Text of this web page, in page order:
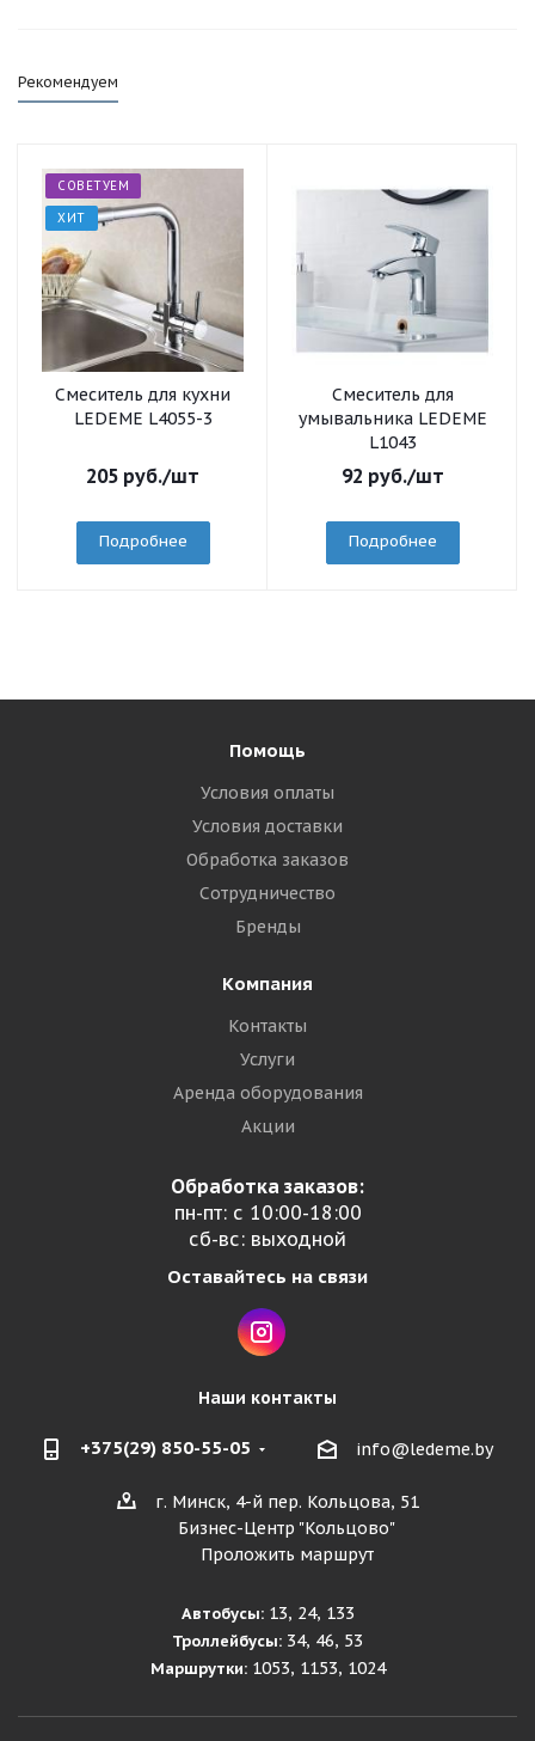
Рекомендуем
СОВЕТУЕМ
ХИТ
Смеситель для кухни
LEDEME L4055-3
205 руб./шт
Подробнее
Смеситель для
умывальника LEDEME
L1043
92 руб./шт
Подробнее
Помощь
Условия оплаты
Условия доставки
Обработка заказов
Сотрудничество
Бренды
Компания
Контакты
Услуги
Аренда оборудования
Акции
Обработка заказов:
пн-пт: с 10:00-18:00
сб-вс: выходной
Оставайтесь на связи
Наши контакты
+375(29) 850-55-05 info@ledeme.by
г. Минск, 4-й пер. Кольцова, 51
Бизнес-Центр "Кольцово"
Проложить маршрут
Автобусы:13, 24, 133
Троллейбусы: 34, 46, 53
Маршрутки:1053, 1153, 1024